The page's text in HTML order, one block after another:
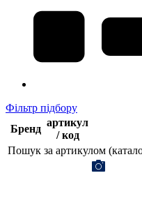
Фільтр підбору
Бренд
артикул
/ код
Пошук за артикулом